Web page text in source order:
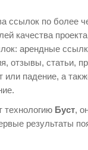
ссылок по более
качества
арендные
отзывы, статьи,
или падение, а
технологию Буст,
результаты